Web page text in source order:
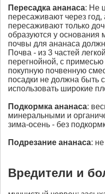
Пересадка ананаса: Не
пересаживают через год,
пересаживают только
образуются у основания
почвы для ананаса
Почва - из 3 частей
перегнойной, с
покупную почвенную
посадки не должна быть
использовать широкие
Подкормка ананаса:
минеральными и
зима-осень - без
Подрезание ананаса:
Вредители и